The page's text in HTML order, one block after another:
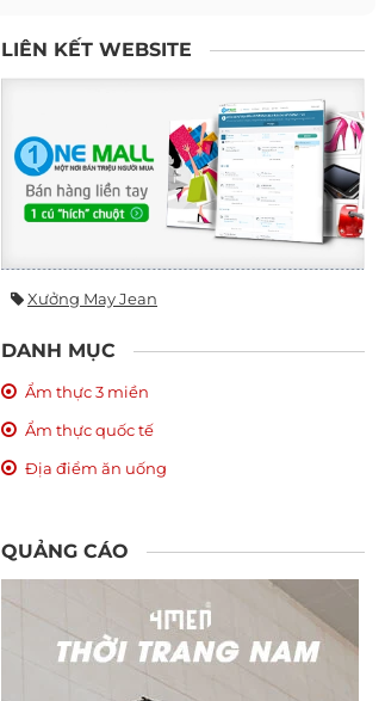
LIÊN KẾT WEBSITE
Xưởng May Jean
DANH MỤC
Ẩm thực 3 miền
Ẩm thực quốc tế
Địa điểm ăn uống
QUẢNG CÁO